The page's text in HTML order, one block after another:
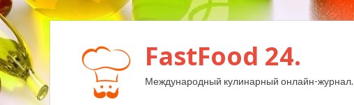
FastFood 24.
Международный кулинарный онлайн-журнал.